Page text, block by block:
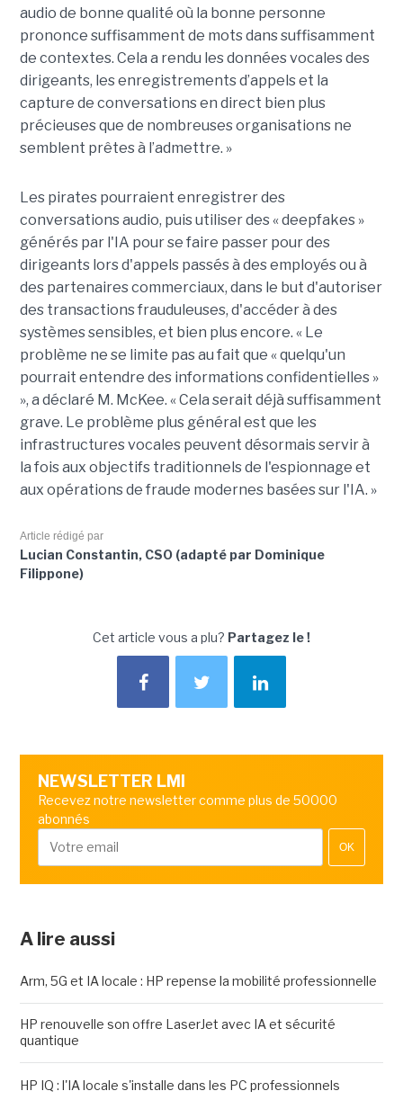
audio de bonne qualité où la bonne personne
prononce suffisamment de mots dans suffisamment
de contextes. Cela a rendu les données vocales des
dirigeants, les enregistrements d’appels et la
capture de conversations en direct bien plus
précieuses que de nombreuses organisations ne
semblent prêtes à l’admettre. »
Les pirates pourraient enregistrer des
conversations audio, puis utiliser des « deepfakes »
générés par l'IA pour se faire passer pour des
dirigeants lors d'appels passés à des employés ou à
des partenaires commerciaux, dans le but d'autoriser
des transactions frauduleuses, d'accéder à des
systèmes sensibles, et bien plus encore. « Le
problème ne se limite pas au fait que « quelqu'un
pourrait entendre des informations confidentielles »
», a déclaré M. McKee. « Cela serait déjà suffisamment
grave. Le problème plus général est que les
infrastructures vocales peuvent désormais servir à
la fois aux objectifs traditionnels de l'espionnage et
aux opérations de fraude modernes basées sur l'IA. »
Article rédigé par
Lucian Constantin, CSO (adapté par Dominique
Filippone)
Cet article vous a plu? Partagez le !
NEWSLETTER LMI
Recevez notre newsletter comme plus de 50000
abonnés
OK
A lire aussi
Arm, 5G et IA locale : HP repense la mobilité professionnelle
HP renouvelle son offre LaserJet avec IA et sécurité
quantique
HP IQ : l'IA locale s'installe dans les PC professionnels